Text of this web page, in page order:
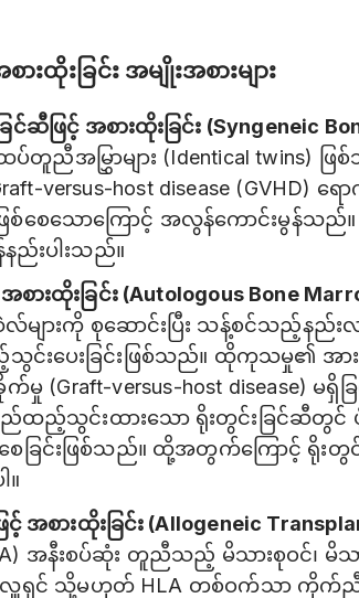
ထိုးခြင်း အမျိုးအစားများ
ဖြင့် အစားထိုးခြင်း (Syngeneic
ညီအမြွှာများ (Identical twins)
host disease (GVHD) ရောဂ
ဖြစ်စေသောကြောင့် အလွန်ကောင်းမွ
ည်းပါးသည်။
ားထိုးခြင်း (Autologous Bone
များကို စုဆောင်းပြီး သန့်စင်သည့်နည်း
းပေးခြင်းဖြစ်သည်။ ထိုကုသမှု၏ အ
(Graft-versus-host disease) မရှိ
ည့်သွင်းထားသော ရိုးတွင်းခြင်ဆီတွင် ပုံ
စ်စေခြင်းဖြစ်သည်။ ထို့အတွက်ကြောင့် ရိုး
။
အစားထိုးခြင်း (Allogeneic
အနီးစပ်ဆုံး တူညီသည့် မိသားစုဝင်၊ မိ
ရှင် သို့မဟုတ် HLA တစ်ဝက်သာ ကိုက်ညီ